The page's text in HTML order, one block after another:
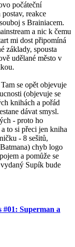
počáteční
reakce
s Brainiacem.
a nic k čemu
mi dost připomíná
základy, spousta
udělané město v
se opět objevuje
(objevuje se
knihách a pořád
dávat smysl.
- proto ho
to si přeci jen kniha
- 8 sešitů,
chyb logo
a pomůže se
Supík bude
#01: Superman a